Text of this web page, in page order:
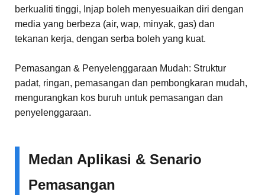
berkualiti tinggi, Injap boleh menyesuaikan diri dengan
media yang berbeza (air, wap, minyak, gas) dan
tekanan kerja, dengan serba boleh yang kuat.
Pemasangan & Penyelenggaraan Mudah: Struktur
padat, ringan, pemasangan dan pembongkaran mudah,
mengurangkan kos buruh untuk pemasangan dan
penyelenggaraan.
Medan Aplikasi & Senario
Pemasangan